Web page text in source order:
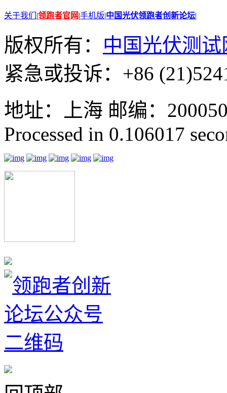
关于我们 |领跑者官网|手机版|中国光伏领跑者创新论坛|
版权所有： 中国光伏测试
紧急或投诉：+86
地址：上海 邮编：
Processed in 0.106017